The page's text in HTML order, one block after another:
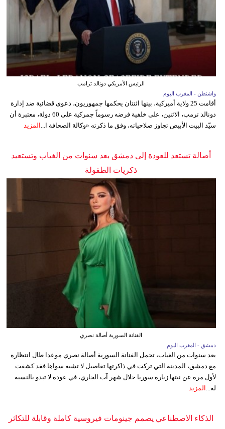
الرئيس الأمريكي دونالد ترامب
واشنطن - المغرب اليوم
أقامت 25 ولاية أميركية، بينها اثنتان يحكمها جمهوريون، دعوى قضائية ضد إدارة
دونالد ترمب، الاثنين، على خلفية فرضه رسوماً جمركية على 60 دولة، معتبرة أن
سيّد البيت الأبيض تجاوز صلاحياته، وفق ما ذكرته «وكالة الصحافة ا... المزيد
أصالة تستعد للعودة إلى دمشق بعد سنوات من الغياب وتستعيد
ذكريات الطفولة
الفنانة السورية أصالة نصري
دمشق - المغرب اليوم
بعد سنوات من الغياب، تحمل الفنانة السورية أصالة نصري موعدا طال انتظاره
مع دمشق، المدينة التي تركت في ذاكرتها تفاصيل لا تشبه سواها.فقد كشفت
لأول مرة عن نيتها زيارة سوريا خلال شهر آب الجاري، في عودة لا تبدو بالنسبة
له...
المزيد
الذكاء الاصطناعي يصمم جينومات فيروسية كاملة وقابلة للتكاثر